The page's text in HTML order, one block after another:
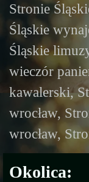
Stronie
Śląskie
Śląskie
wieczór
kawalerski,
wrocław,
wrocław,
Okolica: